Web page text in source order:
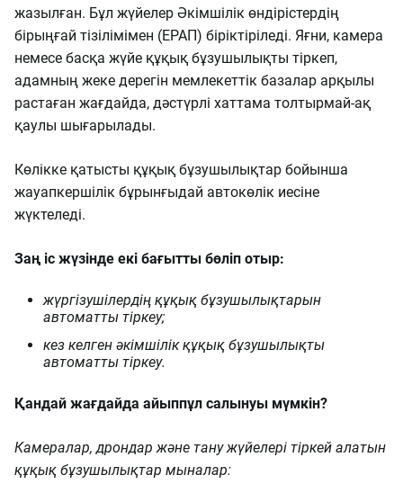
жазылған. Бұл жүйелер Әкімшілік өндірістердің
бірыңғай тізілімімен (ЕРАП) біріктіріледі. Яғни, камера
немесе басқа жүйе құқық бұзушылықты тіркеп,
адамның жеке дерегін мемлекеттік базалар арқылы
растаған жағдайда, дәстүрлі хаттама толтырмай-ақ
қаулы шығарылады.
Көлікке қатысты құқық бұзушылықтар бойынша
жауапкершілік бұрынғыдай автокөлік иесіне
жүктеледі.
Заң іс жүзінде екі бағытты бөліп отыр:
жүргізушілердің құқық бұзушылықтарын
автоматты тіркеу;
кез келген әкімшілік құқық бұзушылықты
автоматты тіркеу.
Қандай жағдайда айыппұл салынуы мүмкін?
Камералар, дрондар және тану жүйелері тіркей алатын
құқық бұзушылықтар мыналар: